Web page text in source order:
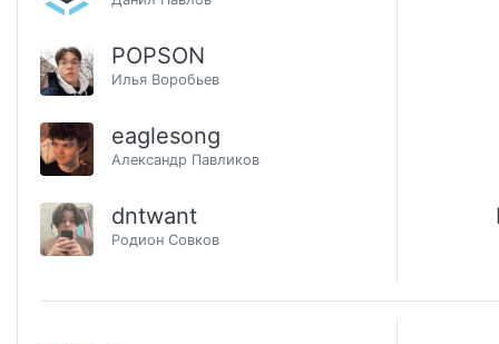
POPSON
Илья Воробьев
eaglesong
Александр Павликов
dntwant
Родион Совков